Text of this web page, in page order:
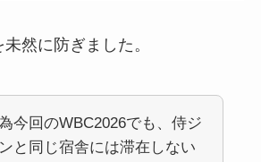
然に防ぎました。
今回のWBC2026でも、侍ジ
と同じ宿舎には滞在しない